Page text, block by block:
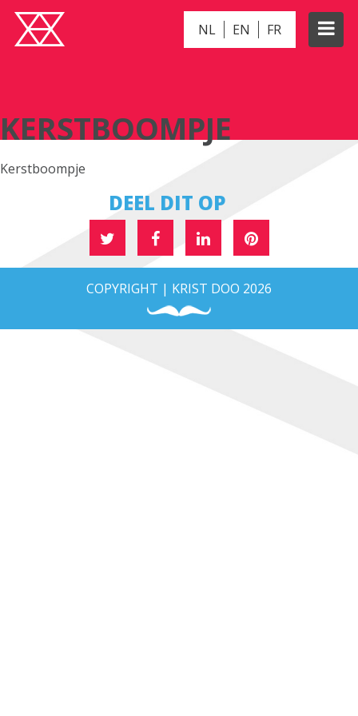
NL EN FR
KERSTBOOMPJE
Kerstboompje
DEEL DIT OP
COPYRIGHT | KRIST DOO 2026